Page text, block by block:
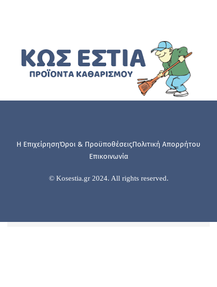
Η ΕπιχείρησηΌροι & ΠροϋποθέσειςΠολιτική Απορρήτου
Επικοινωνία
© Kosestia.gr 2024. All rights reserved.